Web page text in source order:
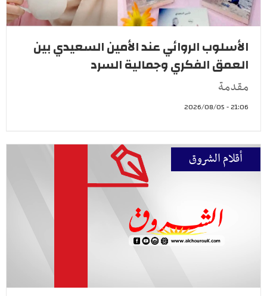
الأسلوب الروائي عند الأمين السعيدي بين
العمق الفكري وجمالية السرد
مقدمة
21:06 - 2026/08/05
أقلام الشروق